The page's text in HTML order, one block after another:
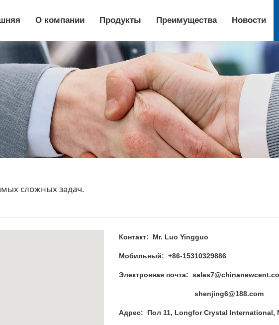
О компании Продукты Преимущества Новости
сложных задач.
Контакт: Mr. Luo Yingguo
Мобильный: +86-15310329886
Электронная почта:
shenjing6@188.com
Адрес: Пол 11, Longfor Crystal International,